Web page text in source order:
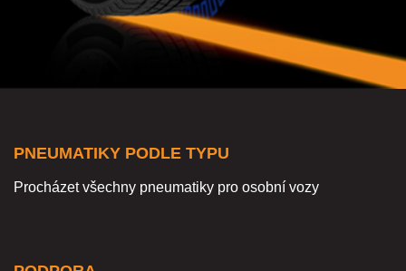
PNEUMATIKY PODLE TYPU
Procházet všechny pneumatiky pro osobní vozy